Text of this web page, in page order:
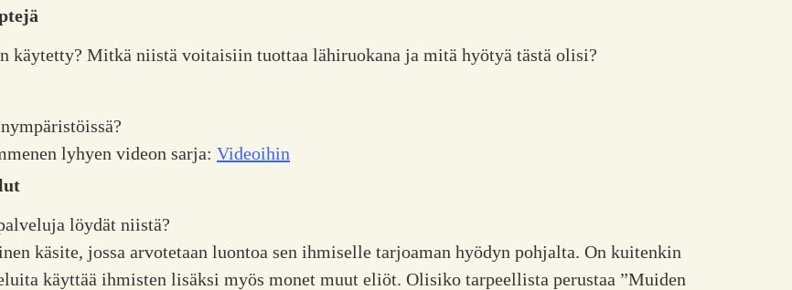
käytetty? Mitkä niistä voitaisiin tuottaa lähiruokana ja mitä hyötyä tästä olisi?
lyhyen videon sarja: Videoihin
löydät niistä?
käsite, jossa arvotetaan luontoa sen ihmiselle tarjoaman hyödyn pohjalta. On kuitenkin
käyttää ihmisten lisäksi myös monet muut eliöt. Olisiko tarpeellista perustaa ”Muiden